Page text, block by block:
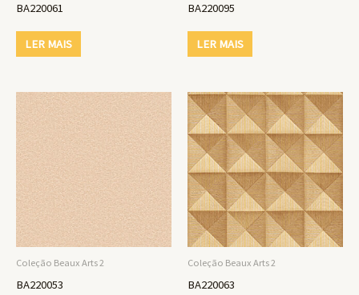
BA220061
LER MAIS
BA220095
LER MAIS
Coleção Beaux Arts 2
BA220053
Coleção Beaux Arts 2
BA220063